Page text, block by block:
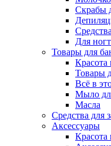
Скрабы
Для
Товары для
Красота
Товары
Всё в
Мыло
Масла
Средства для
Аксессуары
Красота